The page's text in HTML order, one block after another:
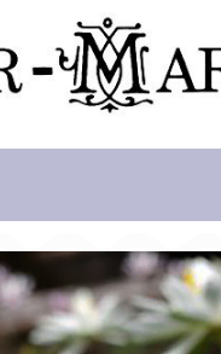
INFOS PRATIQUES
PLAN & PHOTOS DU
POUR LES ENFANTS